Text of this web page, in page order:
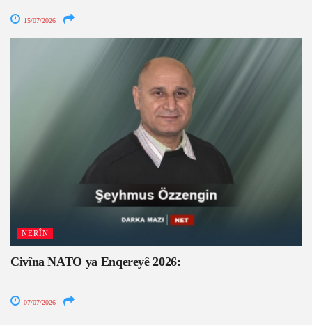
15/07/2026
NERÎN
Civîna NATO ya Enqereyê 2026:
07/07/2026